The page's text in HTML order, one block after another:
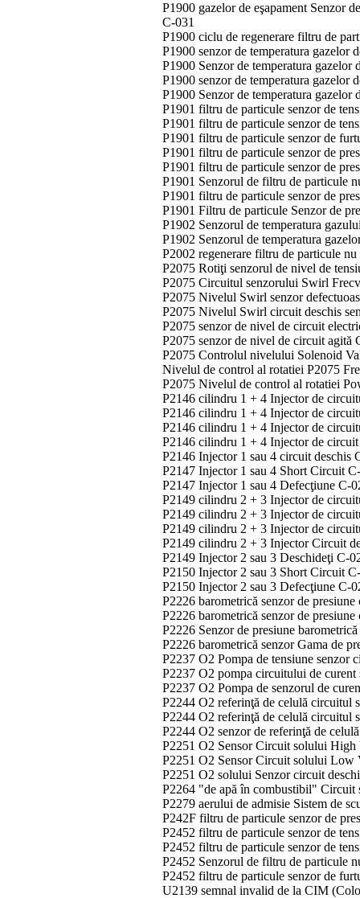
P1900 gazelor de eşapament Senzor
C-031
P1900 ciclu de regenerare filtru de
P1900 senzor de temperatura gazelor
P1900 Senzor de temperatura gazelor
P1900 senzor de temperatura gazelor
P1900 Senzor de temperatura gazelor
P1901 filtru de particule senzor de
P1901 filtru de particule senzor de
P1901 filtru de particule senzor de
P1901 filtru de particule senzor de
P1901 filtru de particule senzor de
P1901 Senzorul de filtru de particule
P1901 filtru de particule senzor de
P1901 Filtru de particule Senzor de
P1902 Senzorul de temperatura
P1902 Senzorul de temperatura
P2002 regenerare filtru de particule
P2075 Rotiţi senzorul de nivel de
P2075 Circuitul senzorului Swirl
P2075 Nivelul Swirl senzor
P2075 Nivelul Swirl circuit deschis
P2075 senzor de nivel de circuit
P2075 senzor de nivel de circuit agită
P2075 Controlul nivelului Solenoid
Nivelul de control al rotatiei P2075
P2075 Nivelul de control al rotatiei
P2146 cilindru 1 + 4 Injector de
P2146 cilindru 1 + 4 Injector de
P2146 cilindru 1 + 4 Injector de
P2146 cilindru 1 + 4 Injector de
P2146 Injector 1 sau 4 circuit deschis
P2147 Injector 1 sau 4 Short Circuit
P2147 Injector 1 sau 4 Defecţiune C-
P2149 cilindru 2 + 3 Injector de
P2149 cilindru 2 + 3 Injector de
P2149 cilindru 2 + 3 Injector de
P2149 cilindru 2 + 3 Injector Circuit
P2149 Injector 2 sau 3 Deschideţi C-
P2150 Injector 2 sau 3 Short Circuit
P2150 Injector 2 sau 3 Defecţiune C-
P2226 barometrică senzor de
P2226 barometrică senzor de
P2226 Senzor de presiune
P2226 barometrică senzor Gama de
P2237 O2 Pompa de tensiune senzor
P2237 O2 pompa circuitului de curent
P2237 O2 Pompa de senzorul de
P2244 O2 referinţă de celulă circuitul
P2244 O2 referinţă de celulă circuitul
P2244 O2 senzor de referinţă de
P2251 O2 Sensor Circuit solului
P2251 O2 Sensor Circuit solului Low
P2251 O2 solului Senzor circuit
P2264 "de apă în combustibil" Circuit
P2279 aerului de admisie Sistem de
P242F filtru de particule senzor de
P2452 filtru de particule senzor de
P2452 filtru de particule senzor de
P2452 Senzorul de filtru de particule
P2452 filtru de particule senzor de
U2139 semnal invalid de la CIM